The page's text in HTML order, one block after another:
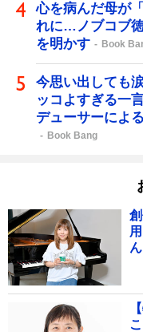
心を病んだ母が
れに…ノブコブ
を明かす
Book
今思い出しても
ッコよすぎる一
デューサーによ
Book Bang